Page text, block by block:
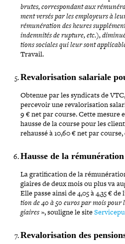
brutes, cor­res­pon­dant aux
ment versés par les employeurs à
rému­né­ra­tion des heures
indem­ni­tés de rupture, etc.),
tions sociales qui leur sont
Travail.
Revalorisation salariale
Obtenue par les syndicats de
percevoir une reva­lo­ri­sa­tion
9 € net par course. Cette mesure
hausse de la course pour les
rehaussé à 10,60 € net par
Hausse de la rému­né­ra­tion
La gra­ti­fi­ca­tion de la
giaires de deux mois ou plus va
Elle passe ainsi de 4,05 à 4,35 € de
tion de 40 à 50 euros par mois pour
giaires», souligne le site
Revalorisation des